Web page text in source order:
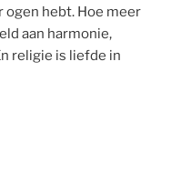
hebt. Hoe meer
aan harmonie,
religie is liefde in